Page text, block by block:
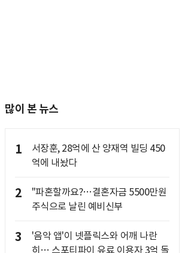
많이 본 뉴스
1
서장훈, 28억에 산 양재역 빌딩 450
억에 내놨다
2
"파혼할까요?…결혼자금 5500만원
주식으로 날린 예비신부
3
'음악 앱'이 넷플릭스와 어깨 나란
히… 스포티파이 유료 이용자 3억 돌